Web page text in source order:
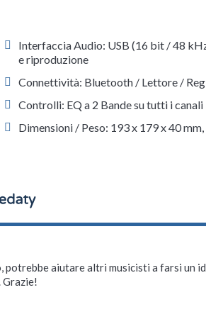
Interfaccia Audio: USB (16 bit / 48
e riproduzione
Connettività: Bluetooth / Lettore /
Controlli: EQ a 2 Bande su tutti i canali
Dimensioni / Peso: 193 x 179 x 40
aiutare altri musicisti a farsi un